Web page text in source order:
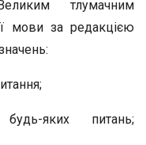
тлумачним
мови за редакцією
яких питань;